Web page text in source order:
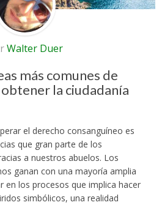
Walter Duer
más comunes de
la ciudadanía
el derecho consanguíneo es
que gran parte de los
a nuestros abuelos. Los
ganan con una mayoría amplia
en los procesos que implica hacer
simbólicos, una realidad